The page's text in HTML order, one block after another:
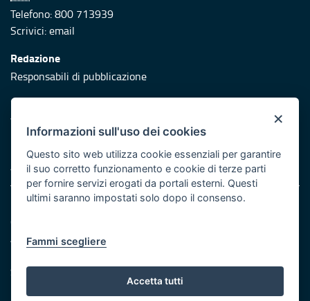
Telefono: 800 713939
Scrivici:email
Redazione
Responsabili di pubblicazione
Protezione civile
Vai al sito di Protezione Civile Puglia
Iniziativa finanziata con risorse del POR Puglia 2014/2020 -
Asse XI
Note legali
Cookie e privacy
Atti di notifica
Servizi Intranet
×
Informazioni sull'uso dei cookies
Questo sito web utilizza cookie essenziali per garantire
il suo corretto funzionamento e cookie di terze parti
per fornire servizi erogati da portali esterni. Questi
ultimi saranno impostati solo dopo il consenso.
Fammi scegliere
Accetta tutti